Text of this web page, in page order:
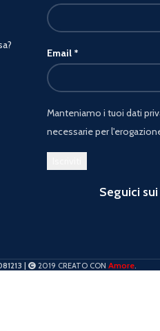
Email *
Manteniamo i tuoi dati
necessarie per
Seguici
| 2019 CREATO CON Amore.